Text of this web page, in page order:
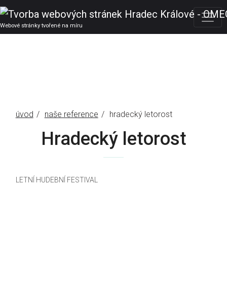
Webové stránky tvořené na míru
úvod naše reference hradecký letorost
Hradecký letorost
LETNÍ HUDEBNÍ FESTIVAL